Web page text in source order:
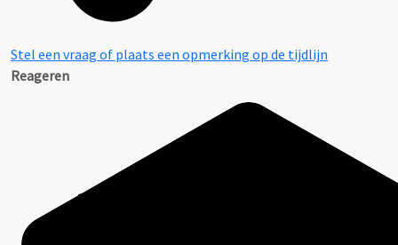
Stel een vraag of plaats een opmerking op de tijdlijn
Reageren